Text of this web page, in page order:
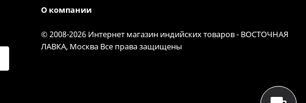
О компании
© 2008-2026 Интернет магазин индийских товаров - ВОСТОЧНАЯ
ЛАВКА, Москва Все права защищены